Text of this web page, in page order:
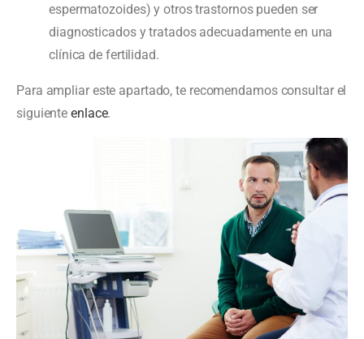
espermatozoides) y otros trastornos pueden ser
diagnosticados y tratados adecuadamente en una
clínica de fertilidad.
Para ampliar este apartado, te recomendamos consultar el
siguienteenlace.